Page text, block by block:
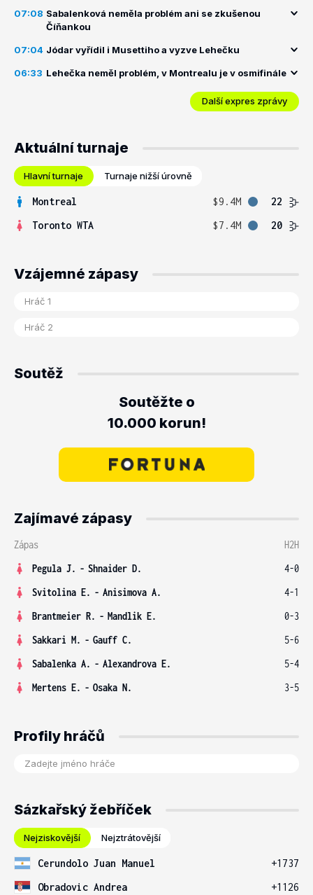
07:08 Sabalenková neměla problém ani se zkušenou
Číňankou
07:04 Jódar vyřídil i Musettiho a vyzve Lehečku
06:33 Lehečka neměl problém, v Montrealu je v osmifinále
Další expres zprávy
Aktuální turnaje
Hlavní turnaje Turnaje nižší úrovně
Montreal $9.4M
22
Toronto WTA
$7.4M 20
Vzájemné zápasy
Soutěž
Soutěžte o
10.000 korun!
Zajímavé zápasy
Zápas
H2H
Pegula J. - Shnaider D.
4-0
Svitolina E. - Anisimova A.
4-1
Brantmeier R. - Mandlik E.
0-3
Sakkari M. - Gauff C.
5-6
Sabalenka A. - Alexandrova E.
5-4
Mertens E. - Osaka N. 3-5
Profily hráčů
Sázkařský žebříček
Nejziskovější Nejztrátovější
Cerundolo Juan Manuel
+1737
Obradovic Andrea
+1126